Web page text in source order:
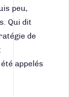
peu,
Qui dit
de
appelés